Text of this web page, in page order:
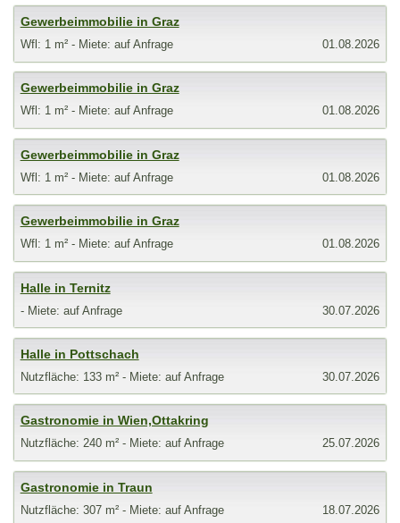
Gewerbeimmobilie in Graz
Wfl: 1 m² - Miete: auf Anfrage 01.08.2026
Gewerbeimmobilie in Graz
Wfl: 1 m² - Miete: auf Anfrage 01.08.2026
Gewerbeimmobilie in Graz
Wfl: 1 m² - Miete: auf Anfrage 01.08.2026
Gewerbeimmobilie in Graz
Wfl: 1 m² - Miete: auf Anfrage 01.08.2026
Halle in Ternitz
- Miete: auf Anfrage 30.07.2026
Halle in Pottschach
Nutzfläche: 133 m² - Miete: auf Anfrage 30.07.2026
Gastronomie in Wien,Ottakring
Nutzfläche: 240 m² - Miete: auf Anfrage 25.07.2026
Gastronomie in Traun
Nutzfläche: 307 m² - Miete: auf Anfrage 18.07.2026